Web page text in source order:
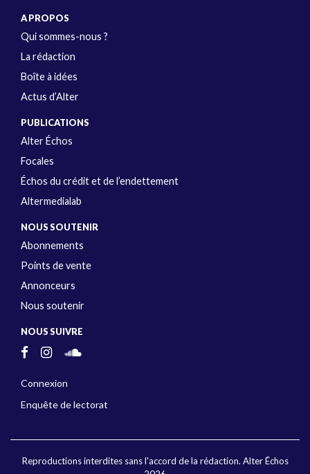
A PROPOS
Qui sommes-nous ?
La rédaction
Boîte à idées
Actus d’Alter
PUBLICATIONS
Alter Échos
Focales
Échos du crédit et de l’endettement
Altermedialab
NOUS SOUTENIR
Abonnements
Points de vente
Annonceurs
Nous soutenir
NOUS SUIVRE
Connexion
Enquête de lectorat
Reproductions interdites sans l'accord de la rédaction. Alter Échos